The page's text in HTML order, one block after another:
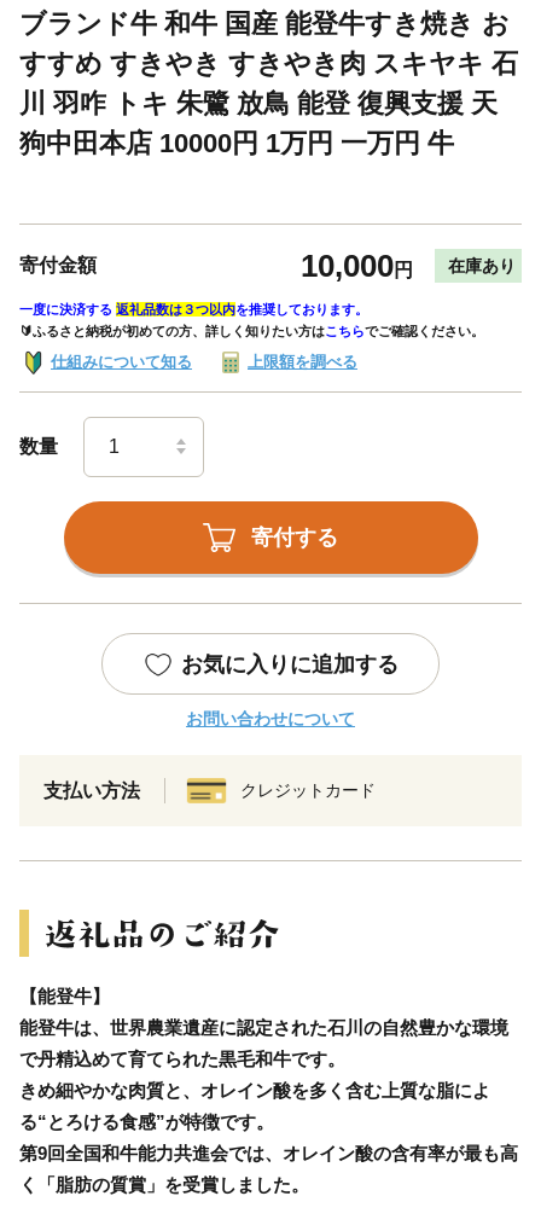
ブランド牛 和牛 国産 能登牛すき焼き お
すすめ すきやき すきやき肉 スキヤキ 石
川 羽咋 トキ 朱鷺 放鳥 能登 復興支援 天
狗中田本店 10000円 1万円 一万円 牛
寄付金額 10,000円 在庫あり
一度に決済する 返礼品数は３つ以内を推奨しております。
🔰ふるさと納税が初めての方、詳しく知りたい方はこちらでご確認ください。
仕組みについて知る 上限額を調べる
数量
寄付する
お気に入りに追加する
お問い合わせについて
支払い方法 クレジットカード
【能登牛】
能登牛は、世界農業遺産に認定された石川の自然豊かな環境
で丹精込めて育てられた黒毛和牛です。
きめ細やかな肉質と、オレイン酸を多く含む上質な脂によ
る“とろける食感”が特徴です。
第9回全国和牛能力共進会では、オレイン酸の含有率が最も高
く「脂肪の質賞」を受賞しました。